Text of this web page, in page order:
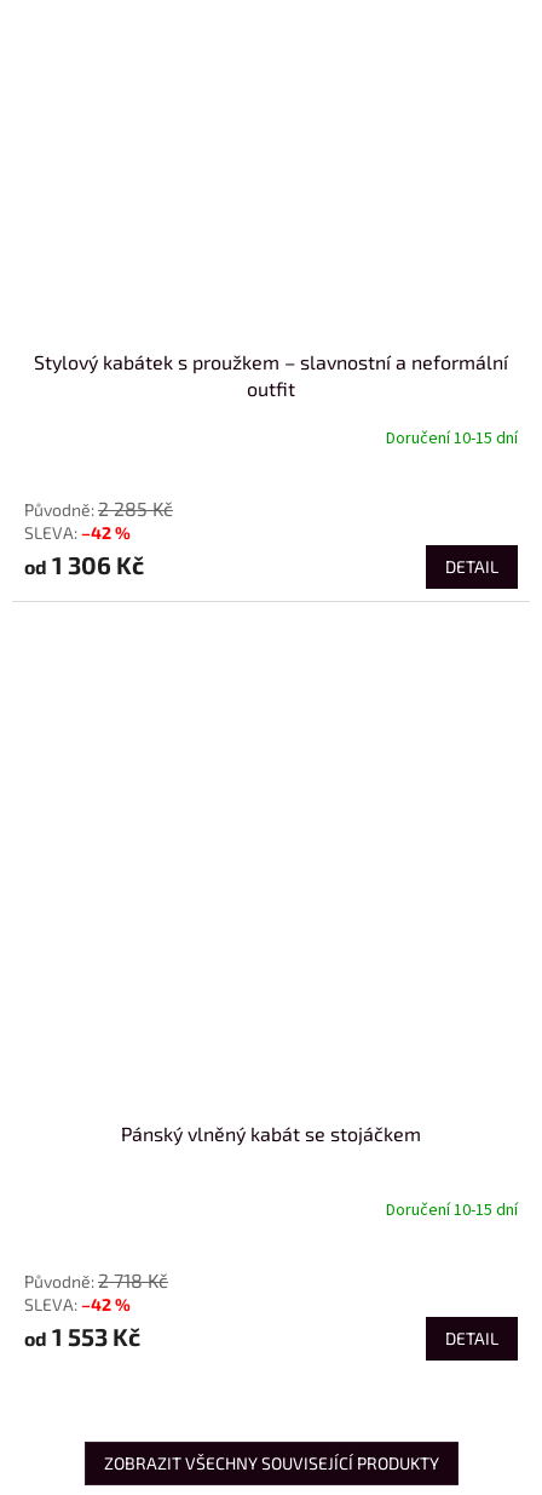
Stylový kabátek s proužkem – slavnostní a neformální
outfit
Doručení 10-15 dní
2 285 Kč
–42 %
od 1 306 Kč DETAIL
Pánský vlněný kabát se stojáčkem
Doručení 10-15 dní
2 718 Kč
–42 %
od 1 553 Kč DETAIL
ZOBRAZIT VŠECHNY SOUVISEJÍCÍ PRODUKTY